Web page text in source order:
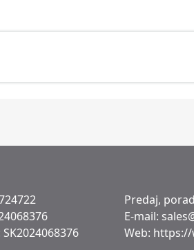
SK2024068376
Predaj,
E-mail:
Web: https://